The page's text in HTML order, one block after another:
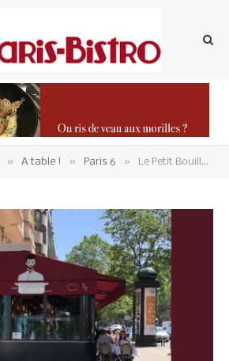
» A table ! » Paris 6 » Le Petit Bouillon Vavin